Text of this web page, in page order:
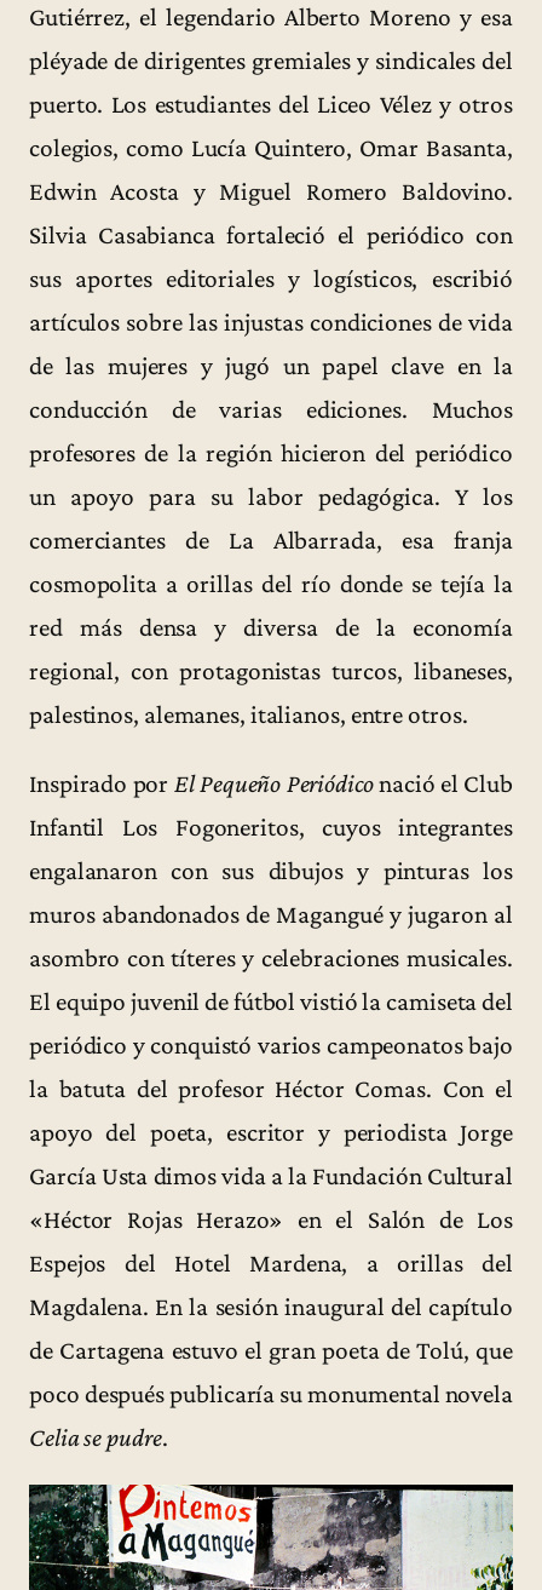
Gutiérrez, el legendario Alberto Moreno y esa
pléyade de dirigentes gremiales y sindicales del
puerto. Los estudiantes del Liceo Vélez y otros
colegios, como Lucía Quintero, Omar Basanta,
Edwin Acosta y Miguel Romero Baldovino.
Silvia Casabianca fortaleció el periódico con
sus aportes editoriales y logísticos, escribió
artículos sobre las injustas condiciones de vida
de las mujeres y jugó un papel clave en la
conducción de varias ediciones. Muchos
profesores de la región hicieron del periódico
un apoyo para su labor pedagógica. Y los
comerciantes de La Albarrada, esa franja
cosmopolita a orillas del río donde se tejía la
red más densa y diversa de la economía
regional, con protagonistas turcos, libaneses,
palestinos, alemanes, italianos, entre otros.
Inspirado por El Pequeño Periódiconació el Club
Infantil Los Fogoneritos, cuyos integrantes
engalanaron con sus dibujos y pinturas los
muros abandonados de Magangué y jugaron al
asombro con títeres y celebraciones musicales.
El equipo juvenil de fútbol vistió la camiseta del
periódico y conquistó varios campeonatos bajo
la batuta del profesor Héctor Comas. Con el
apoyo del poeta, escritor y periodista Jorge
García Usta dimos vida a la Fundación Cultural
«Héctor Rojas Herazo» en el Salón de Los
Espejos del Hotel Mardena, a orillas del
Magdalena. En la sesión inaugural del capítulo
de Cartagena estuvo el gran poeta de Tolú, que
poco después publicaría su monumental novela
Celia se pudre.